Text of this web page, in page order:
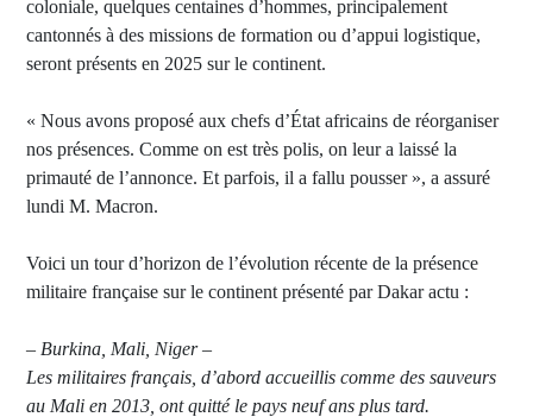
coloniale, quelques centaines d’hommes, principalement
cantonnés à des missions de formation ou d’appui logistique,
seront présents en 2025 sur le continent.
« Nous avons proposé aux chefs d’État africains de réorganiser
nos présences. Comme on est très polis, on leur a laissé la
primauté de l’annonce. Et parfois, il a fallu pousser », a assuré
lundi M. Macron.
Voici un tour d’horizon de l’évolution récente de la présence
militaire française sur le continent présenté par Dakar actu :
– Burkina, Mali, Niger –
Les militaires français, d’abord accueillis comme des sauveurs
au Mali en 2013, ont quitté le pays neuf ans plus tard.